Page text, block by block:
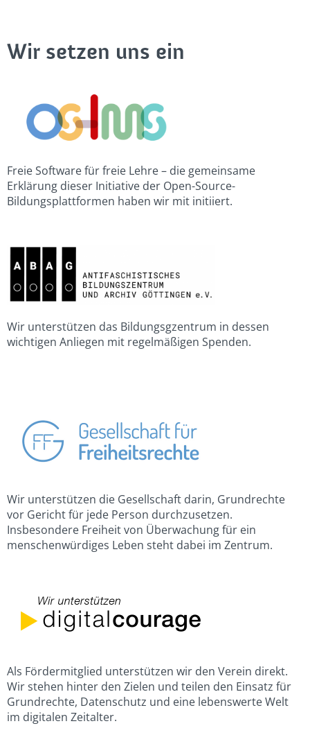
Wir setzen uns ein
Freie Software für freie Lehre – die gemeinsame
Erklärung dieser Initiative der Open-Source-
Bildungsplattformen haben wir mit initiiert.
Wir unterstützen das Bildungsgzentrum in dessen
wichtigen Anliegen mit regelmäßigen Spenden.
Wir unterstützen die Gesellschaft darin, Grundrechte
vor Gericht für jede Person durchzusetzen.
Insbesondere Freiheit von Überwachung für ein
menschenwürdiges Leben steht dabei im Zentrum.
Als Fördermitglied unterstützen wir den Verein direkt.
Wir stehen hinter den Zielen und teilen den Einsatz für
Grundrechte, Datenschutz und eine lebenswerte Welt
im digitalen Zeitalter.